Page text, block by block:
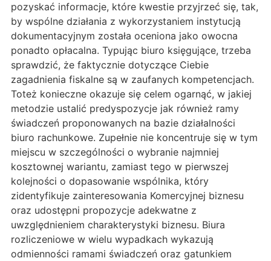
pozyskać informacje, które kwestie przyjrzeć się, tak,
by wspólne działania z wykorzystaniem instytucją
dokumentacyjnym została oceniona jako owocna
ponadto opłacalna. Typując biuro księgujące, trzeba
sprawdzić, że faktycznie dotyczące Ciebie
zagadnienia fiskalne są w zaufanych kompetencjach.
Toteż konieczne okazuje się celem ogarnąć, w jakiej
metodzie ustalić predyspozycje jak również ramy
świadczeń proponowanych na bazie działalności
biuro rachunkowe. Zupełnie nie koncentruje się w tym
miejscu w szczególności o wybranie najmniej
kosztownej wariantu, zamiast tego w pierwszej
kolejności o dopasowanie wspólnika, który
zidentyfikuje zainteresowania Komercyjnej biznesu
oraz udostępni propozycje adekwatne z
uwzględnieniem charakterystyki biznesu. Biura
rozliczeniowe w wielu wypadkach wykazują
odmienności ramami świadczeń oraz gatunkiem